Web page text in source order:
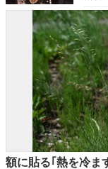
額に貼る｢熱を冷ま